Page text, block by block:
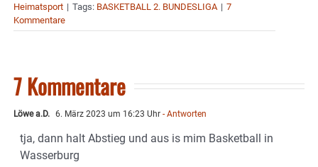
Heimatsport | Tags: BASKETBALL 2. BUNDESLIGA | 7
Kommentare
7 Kommentare
Löwe a.D. 6. März 2023 um 16:23 Uhr - Antworten
tja, dann halt Abstieg und aus is mim Basketball in
Wasserburg